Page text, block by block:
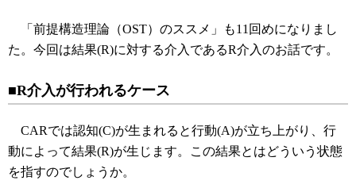
「前提構造理論（OST）のススメ」も11回めになりまし
た。今回は結果(R)に対する介入であるR介入のお話です。
■R介入が行われるケース
CARでは認知(C)が生まれると行動(A)が立ち上がり、行
動によって結果(R)が生じます。この結果とはどういう状態
を指すのでしょうか。